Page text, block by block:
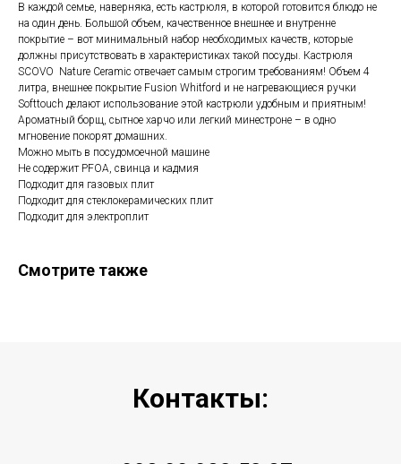
В каждой семье, наверняка, есть кастрюля, в которой готовится блюдо не
на один день. Большой объем, качественное внешнее и внутренне
покрытие – вот минимальный набор необходимых качеств, которые
должны присутствовать в характеристиках такой посуды. Кастрюля
SCOVO Nature Ceramic отвечает самым строгим требованиям! Объем 4
литра, внешнее покрытие Fusion Whitford и не нагревающиеся ручки
Softtouch делают использование этой кастрюли удобным и приятным!
Ароматный борщ, сытное харчо или легкий минестроне – в одно
мгновение покорят домашних.
Можно мыть в посудомоечной машине
Не содержит PFOA, свинца и кадмия
Подходит для газовых плит
Подходит для стеклокерамических плит
Подходит для электроплит
Смотрите также
Контакты: